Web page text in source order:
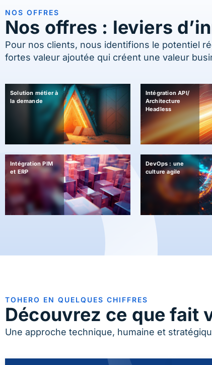
NOS OFFRES
Nos offres : leviers
Pour nos clients, nous identifions le potentiel
fortes valeur ajoutée qui créent une valeur
Solution métier à
la demande
Intégration API/
Architecture
Headless
Intégration PIM
et ERP
DevOps : une
culture agile
TOHERO EN QUELQUES CHIFFRES
Découvrez ce que fait
Une approche technique, humaine et